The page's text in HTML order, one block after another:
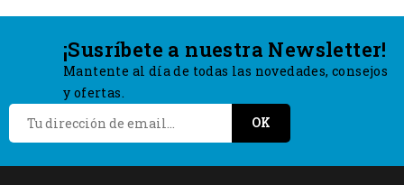
¡Susríbete a nuestra Newsletter!
Mantente al día de todas las novedades, consejos
y ofertas.